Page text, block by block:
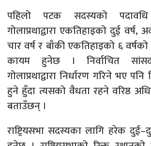
पहिलो पटक सदस्यको
गोलाप्रथाद्वारा एकतिहाइको दुई वर्ष,
चार वर्ष र बाँकी एकतिहाइको ६
कायम हुनेछ । निर्वाचित
गोलाप्रथाद्वारा निर्धारण गरिने भए
हुने हुँदा त्यसको वैधता रहने वरिष्ठ
बताउँछन् ।
राष्ट्रियसभा सदस्यका लागि हरेक